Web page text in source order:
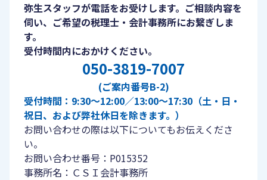
弥生スタッフが電話をお受けします。ご相談内容を
伺い、ご希望の税理士・会計事務所にお繋ぎしま
す。
受付時間内におかけください。
050-3819-7007
(ご案内番号B-2)
受付時間：9:30〜12:00／13:00〜17:30（土・日・
祝日、および弊社休日を除きます。）
お問い合わせの際は以下についてもお伝えくださ
い。
お問い合わせ番号：P015352
事務所名：ＣＳＩ会計事務所